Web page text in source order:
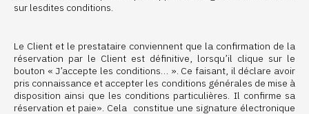
sur lesdites conditions.
Le Client et le prestataire conviennent que la confirmation de la
réservation par le Client est définitive, lorsqu’il clique sur le
bouton « J’accepte les conditions… ». Ce faisant, il déclare avoir
pris connaissance et accepter les conditions générales de mise à
disposition ainsi que les conditions particulières. Il confirme sa
réservation et paie». Cela constitue une signature électronique